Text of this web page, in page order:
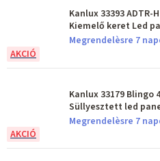
Kanlux 33393 ADTR-
Kiemelő keret Led
Megrendelèsre 7
Kanlux 33179 Blingo
Süllyesztett led
Megrendelèsre 7